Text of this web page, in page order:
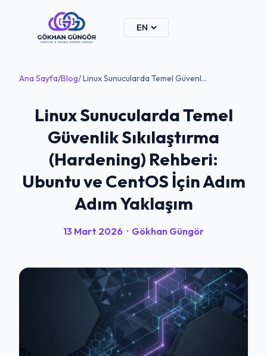
Ana Sayfa/Blog/ Linux Sunucularda Temel Güvenl...
Linux Sunucularda Temel
Güvenlik Sıkılaştırma
(Hardening) Rehberi:
Ubuntu ve CentOS İçin Adım
Adım Yaklaşım
13 Mart 2026 · Gökhan Güngör